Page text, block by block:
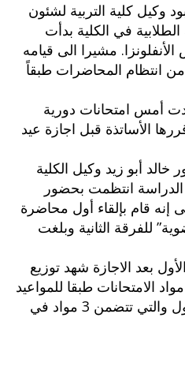
وكيل كلية التربية لشئون
في الكلية بدأت
مشيرا الى قيامه
من انتظام المحاضرات طبقاً
أمس امتحانات دورية
الأساتذة قبل اجازة عيد
خالد أبو زيد وكيل الكلية
الدراسة انتظمت بحضور
قام بإلقاء أول محاضرة
للفرقة الثانية وبلغت
بعد الاجازة شهد توزيع
الامتحانات طبقا للمواعيد
الجديدة للفصل الدراسي الأول والتي تتضمن 3 مواد في